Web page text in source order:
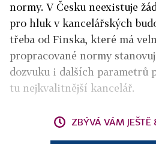
normy. V Česku neexistuje
pro hluk v kancelářských
třeba od Finska, které má
propracované normy
dozvuku i dalších parametrů
tu nejkvalitnější kancelář.
ZBÝVÁ VÁM